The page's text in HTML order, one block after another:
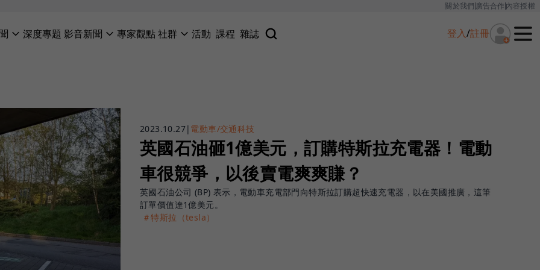
關於我們廣告合作內容授權
深度專題 影音新聞 專家觀點社群 活動 課程 雜誌 登入/註冊
2023.10.27| 電動車/交通科技
英國石油砸1億美元，訂購特斯拉充電器！電動
車很競爭，以後賣電爽爽賺？
英國石油公司 (BP) 表示，電動車充電部門向特斯拉訂購超快速充電器，以在美國推廣，這筆
訂單價值達1億美元。
＃特斯拉（tesla）